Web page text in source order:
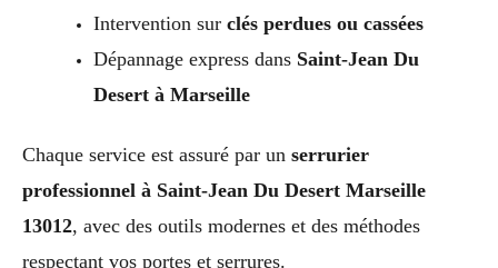
Intervention sur clés perdues ou cassées
Dépannage express dans Saint-Jean Du
Desert à Marseille
Chaque service est assuré par un serrurier
professionnel à Saint-Jean Du Desert Marseille
13012, avec des outils modernes et des méthodes
respectant vos portes et serrures.